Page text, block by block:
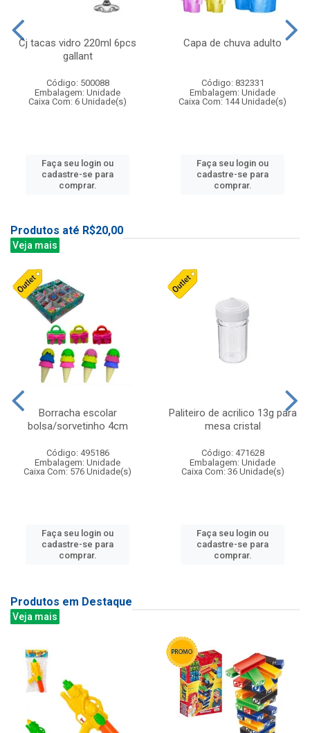
Cj tacas vidro 220ml 6pcs
gallant
Código: 500088
Embalagem: Unidade
Caixa Com: 6 Unidade(s)
Faça seu login ou
cadastre-se para
comprar.
Capa de chuva adulto
Código: 832331
Embalagem: Unidade
Caixa Com: 144 Unidade(s)
Faça seu login ou
cadastre-se para
comprar.
Produtos até R$20,00
Veja mais
Borracha escolar
bolsa/sorvetinho 4cm
Código: 495186
Embalagem: Unidade
Caixa Com: 576 Unidade(s)
Faça seu login ou
cadastre-se para
comprar.
Paliteiro de acrilico 13g para
mesa cristal
Código: 471628
Embalagem: Unidade
Caixa Com: 36 Unidade(s)
Faça seu login ou
cadastre-se para
comprar.
Produtos em Destaque
Veja mais